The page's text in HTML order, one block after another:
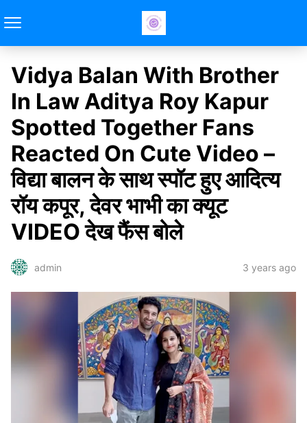
Vidya Balan With Brother
In Law Aditya Roy Kapur
Spotted Together Fans
Reacted On Cute Video –
विद्या बालन के साथ स्पॉट हुए आदित्य
रॉय कपूर, देवर भाभी का क्यूट
VIDEO देख फैंस बोले
admin 3 years ago